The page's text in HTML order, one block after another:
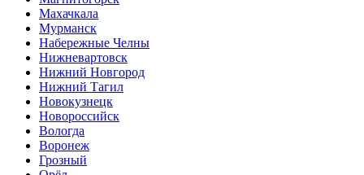
Махачкала
Мурманск
Набережные Челны
Нижневартовск
Нижний Новгород
Нижний Тагил
Новокузнецк
Новороссийск
Вологда
Воронеж
Грозный